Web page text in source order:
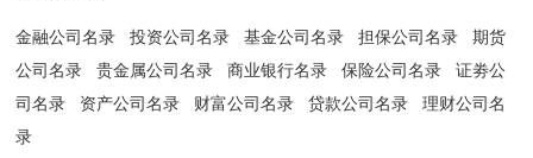
金融公司名录 投资公司名录 基金公司名录 担保公司名录
期货
公司名录
贵金属公司名录 商业银行名录 保险公司名录
证劵公
司名录
资产公司名录 财富公司名录 贷款公司名录
理财公司名
录